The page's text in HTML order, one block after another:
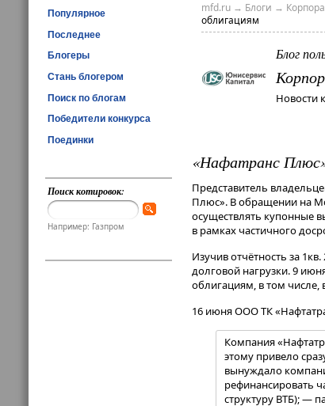
Популярное
Последнее
Блогеры
Стань блогером
Поиск по блогам
Победители конкурса
Поединки
Поиск котировок:
Например: Газпром
mfd.ru→ Блоги →
облигациям
Блог
Новости
«Нафатранс
Представитель
Плюс». В обращении на
осуществлять купонные
в рамках частичного
Изучив отчётность за
долговой нагрузки. 9
облигациям, в том
16 июня ООО ТК
Компания
этому привело
вынуждало
рефинансировать
структуру ВТБ); —